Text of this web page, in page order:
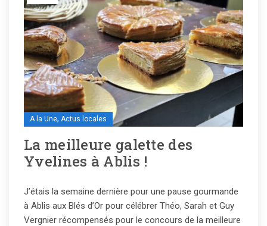
A la Une, Actus locales
La meilleure galette des
Yvelines à Ablis !
J’étais la semaine dernière pour une pause gourmande
à Ablis aux Blés d’Or pour célébrer Théo, Sarah et Guy
Vergnier récompensés pour le concours de la meilleure